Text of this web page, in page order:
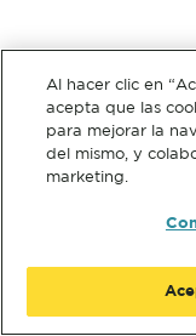
Al hacer clic en
acepta que las
para mejorar la
del mismo, y
marketing.